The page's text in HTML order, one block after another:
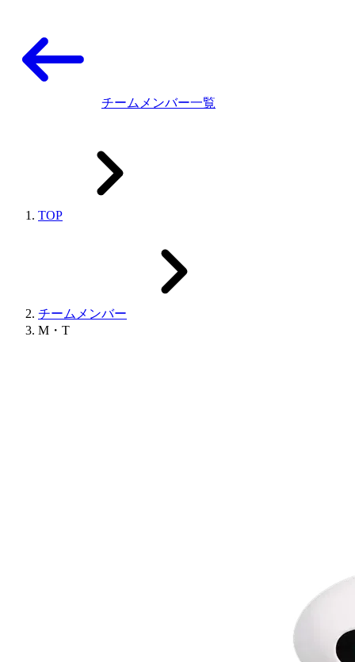
チームメンバー一覧
TOP
チームメンバー
M・T